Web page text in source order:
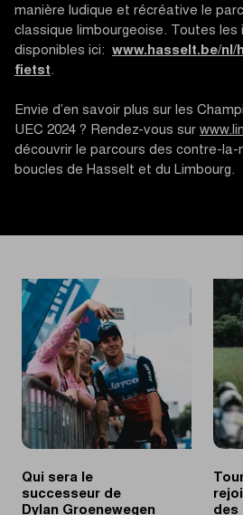
manière ludique et récréative le
classique limbourgeoise. Toutes
disponibles ici: www.hasselt.be/
fietst.
Envie d’en savoir plus sur les
UEC 2024 ? Rendez-vous sur
découvrir le parcours des contre-la-
boucles de Hasselt et du Limbourg.
Qui sera le
successeur de
Dylan Groenewegen
des